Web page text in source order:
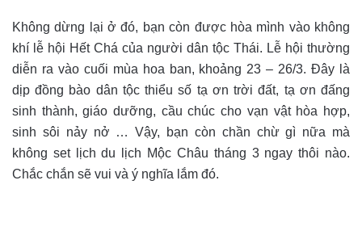
Không dừng lại ở đó, bạn còn được hòa mình vào không
khí lễ hội Hết Chá của người dân tộc Thái. Lễ hội thường
diễn ra vào cuối mùa hoa ban, khoảng 23 – 26/3. Đây là
dịp đồng bào dân tộc thiểu số tạ ơn trời đất, tạ ơn đấng
sinh thành, giáo dưỡng, cầu chúc cho vạn vật hòa hợp,
sinh sôi nảy nở … Vậy, bạn còn chần chừ gì nữa mà
không set lịch du lịch Mộc Châu tháng 3 ngay thôi nào.
Chắc chắn sẽ vui và ý nghĩa lắm đó.